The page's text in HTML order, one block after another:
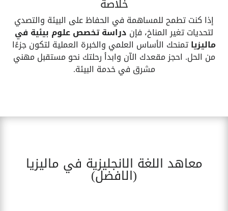
إذا كنت تطمح للمساهمة في الحفاظ على البيئة والتصدي
لتحديات تغير المناخ، فإن دراسة تخصص علوم بيئية في
ماليزياتمنحك الأساس العلمي والخبرة العملية لتكون جزءًا
من الحل. احجز مقعدك الآن وابدأ رحلتك نحو مستقبل مهني
مشرق في خدمة البيئة.
معاهد اللغة الانجليزية في ماليزيا
(الافضل)